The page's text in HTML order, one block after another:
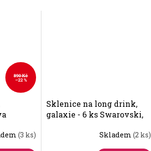
890 Kč
–22 %
(3 ks)
Sklenice na long drink,
galaxie - 6 ks Swarovski,
Skladem (2 ks)